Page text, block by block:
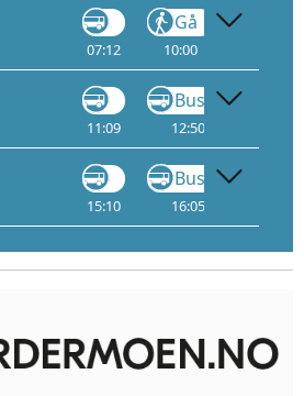
07:12
Gå
10:00
11:09
Buss
12:50
15:10
Buss
16:05